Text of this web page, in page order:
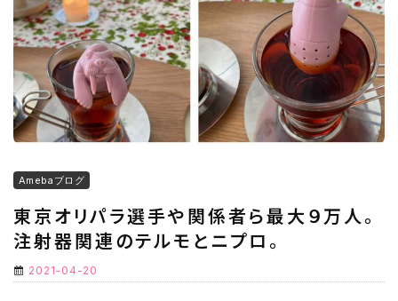
Amebaブログ
東京オリパラ選手や関係者ら最大９万人。
注射器関連のテルモとニプロ。
2021-04-20